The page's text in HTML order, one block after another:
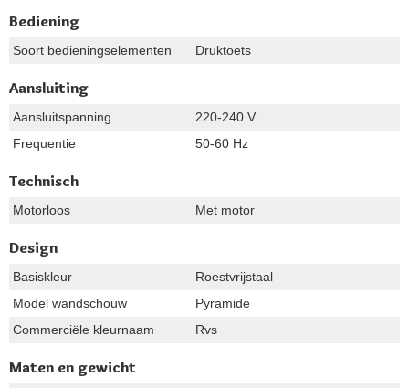
Bediening
Soort bedieningselementen Druktoets
Aansluiting
Aansluitspanning
220-240 V
Frequentie
50-60 Hz
Technisch
Motorloos Met motor
Design
Basiskleur
Roestvrijstaal
Model wandschouw
Pyramide
Commerciële kleurnaam
Rvs
Maten en gewicht